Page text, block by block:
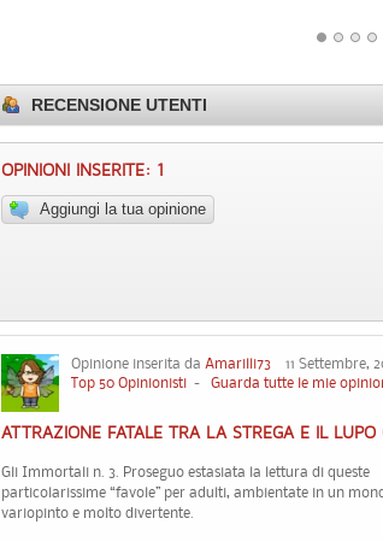
RECENSIONE UTENTI
OPINIONI INSERITE: 1
Aggiungi la tua opinione
Opinione inserita da Amarilli73 11 Settembre,
Top 50 Opinionisti - Guarda tutte le mie
ATTRAZIONE FATALE TRA LA STREGA E IL LUPO
Gli Immortali n. 3. Proseguo estasiata la lettura di queste
particolarissime “favole” per adulti, ambientate in un
variopinto e molto divertente.